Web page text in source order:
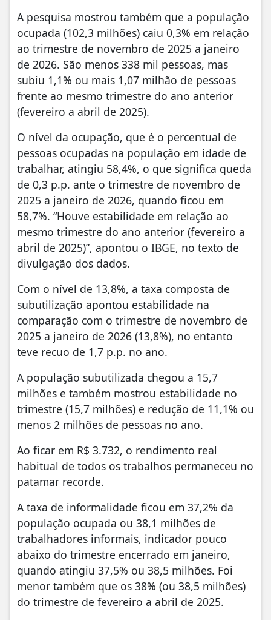
A pesquisa mostrou também que a população
ocupada (102,3 milhões) caiu 0,3% em relação
ao trimestre de novembro de 2025 a janeiro
de 2026. São menos 338 mil pessoas, mas
subiu 1,1% ou mais 1,07 milhão de pessoas
frente ao mesmo trimestre do ano anterior
(fevereiro a abril de 2025).
O nível da ocupação, que é o percentual de
pessoas ocupadas na população em idade de
trabalhar, atingiu 58,4%, o que significa queda
de 0,3 p.p. ante o trimestre de novembro de
2025 a janeiro de 2026, quando ficou em
58,7%. “Houve estabilidade em relação ao
mesmo trimestre do ano anterior (fevereiro a
abril de 2025)”, apontou o IBGE, no texto de
divulgação dos dados.
Com o nível de 13,8%, a taxa composta de
subutilização apontou estabilidade na
comparação com o trimestre de novembro de
2025 a janeiro de 2026 (13,8%), no entanto
teve recuo de 1,7 p.p. no ano.
A população subutilizada chegou a 15,7
milhões e também mostrou estabilidade no
trimestre (15,7 milhões) e redução de 11,1% ou
menos 2 milhões de pessoas no ano.
Ao ficar em R$ 3.732, o rendimento real
habitual de todos os trabalhos permaneceu no
patamar recorde.
A taxa de informalidade ficou em 37,2% da
população ocupada ou 38,1 milhões de
trabalhadores informais, indicador pouco
abaixo do trimestre encerrado em janeiro,
quando atingiu 37,5% ou 38,5 milhões. Foi
menor também que os 38% (ou 38,5 milhões)
do trimestre de fevereiro a abril de 2025.